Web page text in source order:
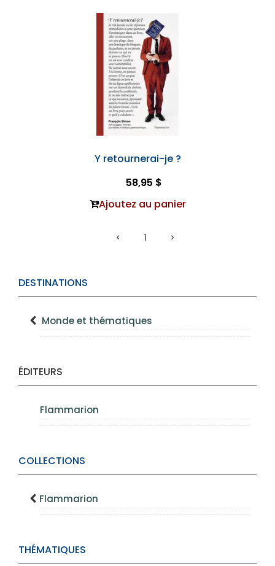
DESTINATIONS
Monde et thématiques
ÉDITEURS
Flammarion
COLLECTIONS
Flammarion
THÉMATIQUES
Y retournerai-je ?
58,95 $
Ajoutez au panier
1